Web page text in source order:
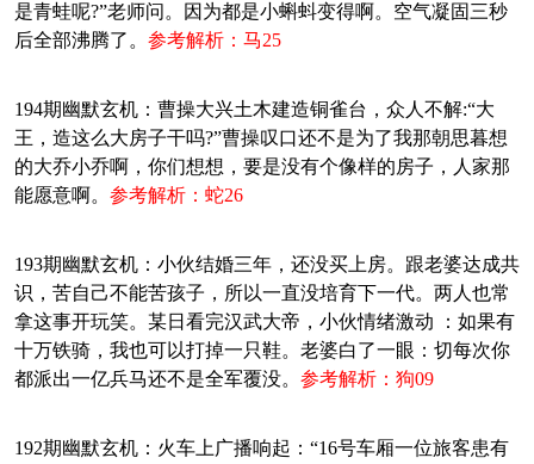
是青蛙呢?”老师问。因为都是小蝌蚪变得啊。空气凝固三秒
后全部沸腾了。 参考解析：马25
194期幽默玄机：曹操大兴土木建造铜雀台，众人不解:“大
王，造这么大房子干吗?”曹操叹口还不是为了我那朝思暮想
的大乔小乔啊，你们想想，要是没有个像样的房子，人家那
能愿意啊。 参考解析：蛇26
193期幽默玄机：小伙结婚三年，还没买上房。跟老婆达成共
识，苦自己不能苦孩子，所以一直没培育下一代。两人也常
拿这事开玩笑。某日看完汉武大帝，小伙情绪激动 ：如果有
十万铁骑，我也可以打掉一只鞋。老婆白了一眼：切每次你
都派出一亿兵马还不是全军覆没。 参考解析：狗09
192期幽默玄机：火车上广播响起：“16号车厢一位旅客患有